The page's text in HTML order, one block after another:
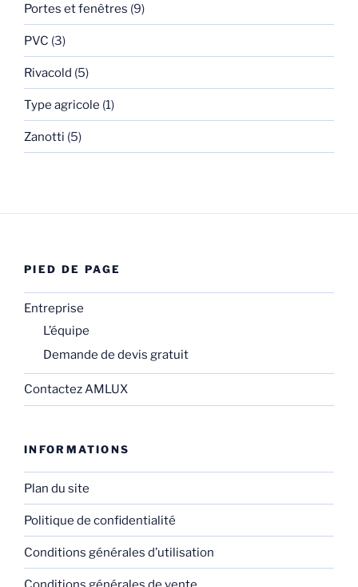
Portes et fenêtres (9)
PVC (3)
Rivacold (5)
Type agricole (1)
Zanotti (5)
PIED DE PAGE
Entreprise
L’équipe
Demande de devis gratuit
Contactez AMLUX
INFORMATIONS
Plan du site
Politique de confidentialité
Conditions générales d’utilisation